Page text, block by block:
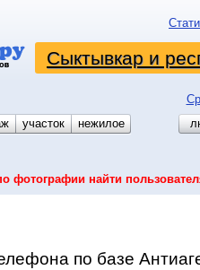
Сыктывкар и
участок
нежилое
фотографии найти
по базе